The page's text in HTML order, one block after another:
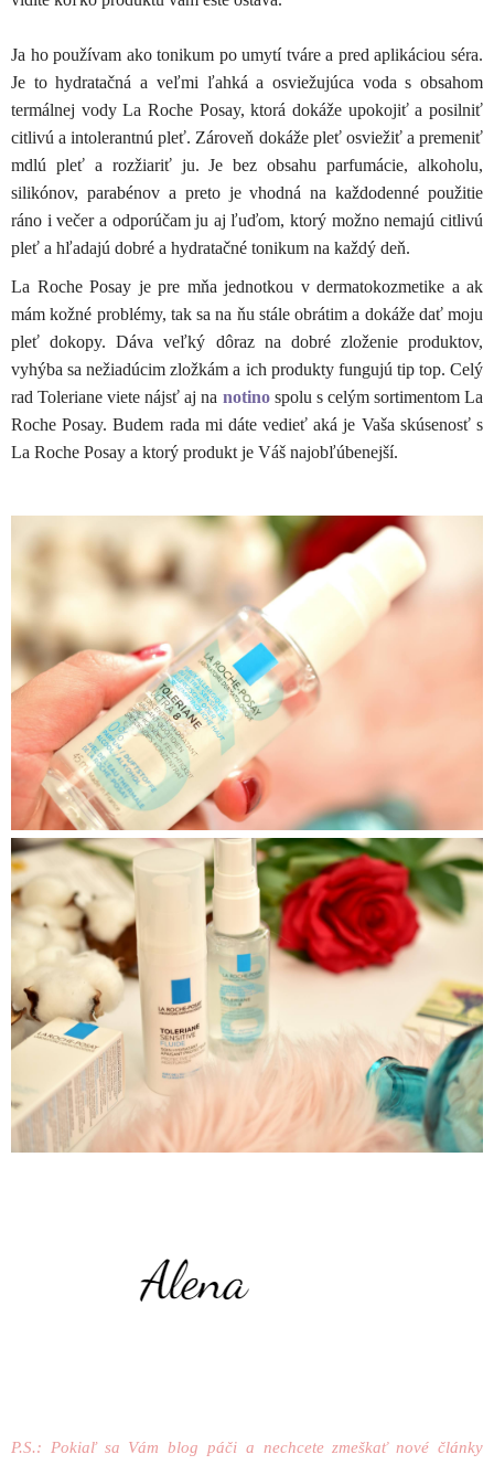
Ja ho používam ako tonikum po umytí tváre a pred aplikáciou séra.
Je to hydratačná a veľmi ľahká a osviežujúca voda s obsahom
termálnej vody La Roche Posay, ktorá dokáže upokojiť a posilniť
citlivú a intolerantnú pleť. Zároveň dokáže pleť osviežiť a premeniť
mdlú pleť a rozžiariť ju. Je bez obsahu parfumácie, alkoholu,
silikónov, parabénov a preto je vhodná na každodenné použitie
ráno i večer a odporúčam ju aj ľuďom, ktorý možno nemajú citlivú
pleť a hľadajú dobré a hydratačné tonikum na každý deň.
La Roche Posay je pre mňa jednotkou v dermatokozmetike a ak
mám kožné problémy, tak sa na ňu stále obrátim a dokáže dať moju
pleť dokopy. Dáva veľký dôraz na dobré zloženie produktov,
vyhýba sa nežiadúcim zložkám a ich produkty fungujú tip top. Celý
rad Toleriane viete nájsť aj na notinospolu s celým sortimentom La
Roche Posay. Budem rada mi dáte vedieť aká je Vaša skúsenosť s
La Roche Posay a ktorý produkt je Váš najobľúbenejší.
P.S.: Pokiaľ sa Vám blog páči a nechcete zmeškať nové články